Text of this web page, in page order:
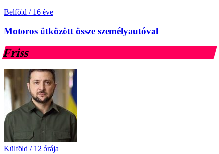
Belföld / 16 éve
Motoros ütközött össze személyautóval
Friss
Külföld / 12 órája